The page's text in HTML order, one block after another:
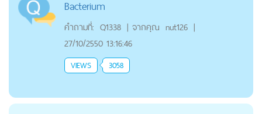
Bacterium
คำถามที่: Q1338 | จากคุณ nut126 |
27/10/2550 13:16:46
VIEWS 3058